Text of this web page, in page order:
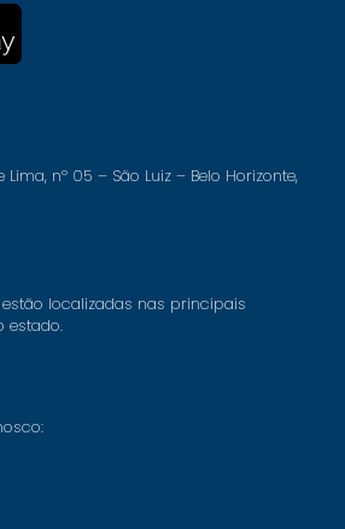
nº 05 – São Luiz – Belo Horizonte,
estão localizadas nas principais
estado.